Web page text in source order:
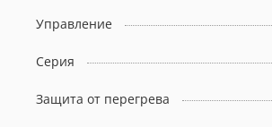
Управление
Серия
Защита от перегрева